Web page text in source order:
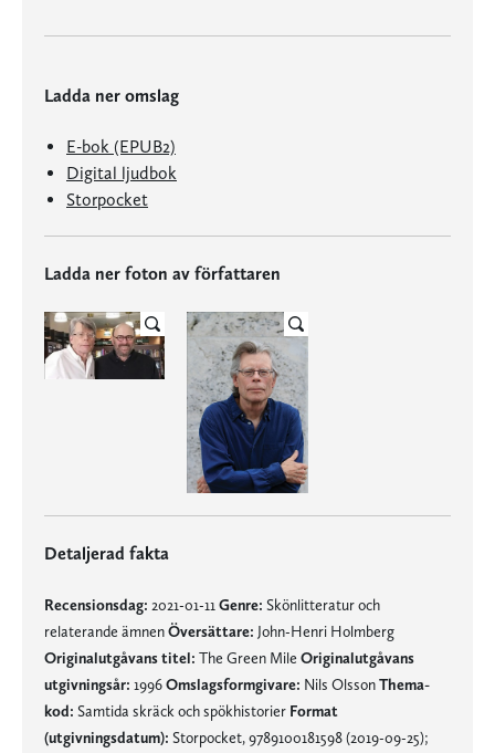
Ladda ner omslag
E-bok (EPUB2)
Digital ljudbok
Storpocket
Ladda ner foton av författaren
Detaljerad fakta
Recensionsdag: 2021-01-11 Genre: Skönlitteratur och
relaterande ämnenÖversättare: John-Henri Holmberg
Originalutgåvans titel: The Green Mile Originalutgåvans
utgivningsår: 1996Omslagsformgivare: Nils OlssonThema-
kod: Samtida skräck och spökhistorier Format
(utgivningsdatum): Storpocket, 9789100181598 (2019-09-25);